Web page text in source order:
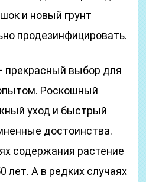
и новый грунт
продезинфицировать.
выбор для
Роскошный
уход и быстрый
достоинства.
содержания растение
лет. А в редких случаях